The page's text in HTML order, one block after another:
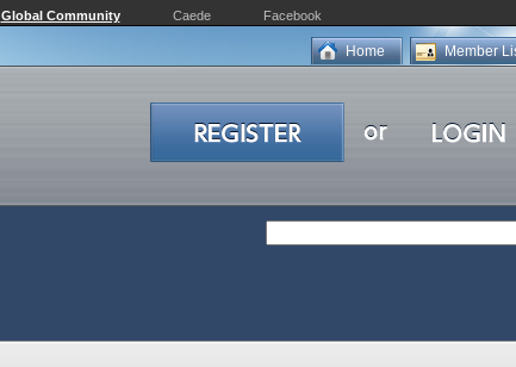
Global Community Caede Facebook
Member
Home